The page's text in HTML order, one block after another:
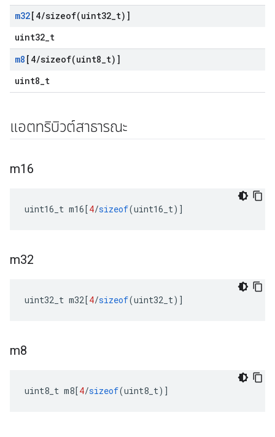
m32[4/sizeof(uint32 t)]
uint32_t
m8 [4/sizeof(uint8 t)]
uint8_t
แอตทริบิวต์สาธารณะ
m16
uint16_t m16[4/sizeof(uint16_t)]
m32
uint32_t m32[4/sizeof(uint32_t)]
m8
uint8_t m8[4/sizeof(uint8_t)]